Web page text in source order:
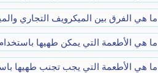
ما هي الفرق بين الميكرويف التجاري
ما هي الأطعمة التي يمكن طهيها
ما هي الأطعمة التي يجب تجنب طهيها